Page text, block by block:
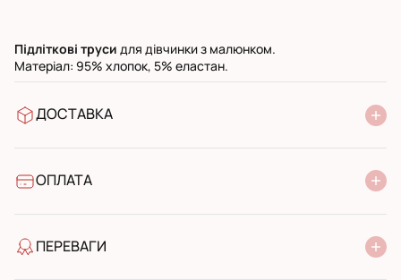
Підліткові труси для дівчинки з малюнком.
Матеріал: 95% хлопок, 5% еластан.
ДОСТАВКА
УкрПошта стандарт
ОПЛАТА
Банківський переказ
ПЕРЕВАГИ